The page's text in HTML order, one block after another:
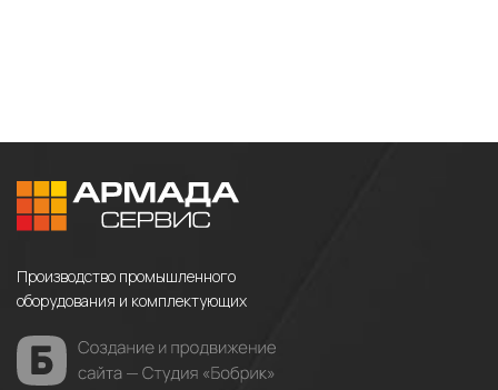
Производство промышленного
оборудования и комплектующих